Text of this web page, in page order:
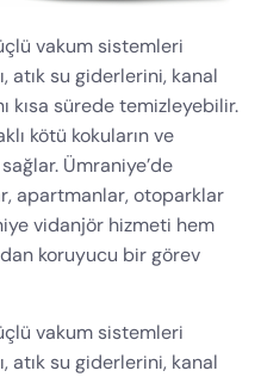
vakum sistemleri
atık su giderlerini, kanal
kısa sürede temizleyebilir.
kötü kokuların ve
Ümraniye’de
apartmanlar, otoparklar
vidanjör hizmeti hem
koruyucu bir görev
vakum sistemleri
atık su giderlerini, kanal